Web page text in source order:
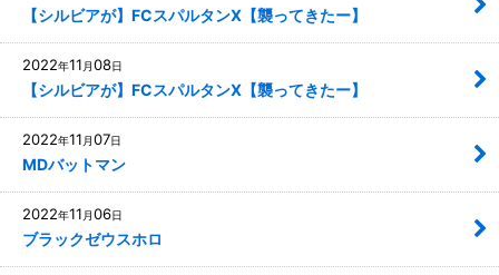
【シルビアが】FCスパルタンX【襲ってきたー】
2022年11 月08日
【シルビアが】FCスパルタンX【襲ってきたー】
2022年11 月07日
MDバットマン
2022年11 月06日
ブラックゼウスホロ